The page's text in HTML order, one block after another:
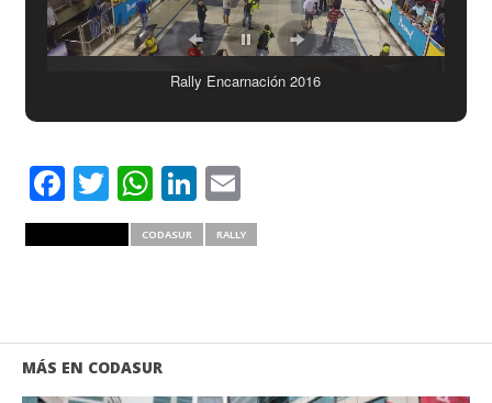
Rally Encarnación 2016
Facebook
Twitter
WhatsApp
LinkedIn
Email
CODASUR RALLY
MÁS EN CODASUR